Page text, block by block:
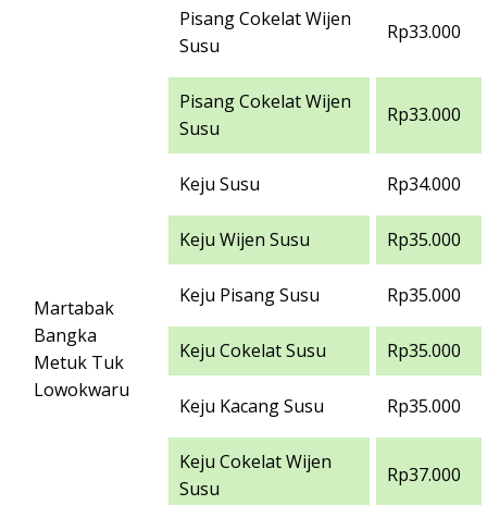
Martabak
Bangka
Metuk Tuk
Lowokwaru
Pisang Cokelat Wijen
Susu
Rp33.000
Pisang Cokelat Wijen
Susu
Rp33.000
Keju Susu Rp34.000
Keju Wijen Susu Rp35.000
Keju Pisang Susu Rp35.000
Keju Cokelat Susu Rp35.000
Keju Kacang Susu Rp35.000
Keju Cokelat Wijen
Susu
Rp37.000